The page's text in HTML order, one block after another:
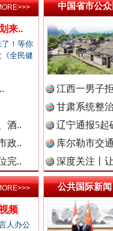
闻网.
闻网.
闻网.
闻网.
三轮上
来..
！等你
全民健
酒..
政..
完..
中国省市公
江西一男子
甘肃系统整
辽宁通报5起
库尔勒市交
深度关注丨
频
人办公
公共国际新闻